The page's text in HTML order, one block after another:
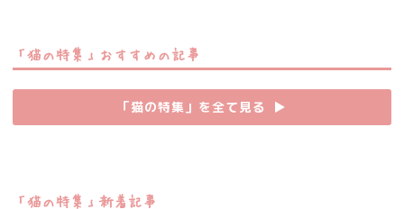
「猫の特集」おすすめの記事
「猫の特集」を全て見る ▶︎
「猫の特集」新着記事